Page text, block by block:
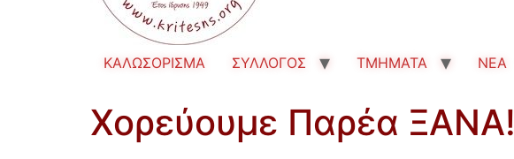
ΚΑΛΩΣΟΡΙΣΜΑ ΣΥΛΛΟΓΟΣ TMHMATA ΝΕΑ
Χορεύουμε Παρέα ΞΑΝΑ!